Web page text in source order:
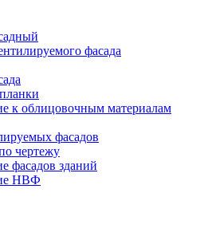
фасада
к облицовочным материалам
фасадов
чертежу
фасадов зданий
НВФ